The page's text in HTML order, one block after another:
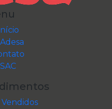
Início
SAC
Vendidos